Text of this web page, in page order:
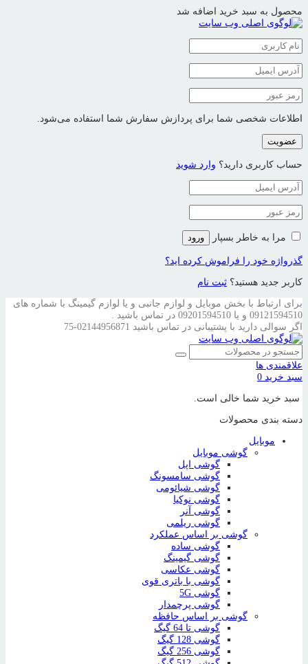
محصول به سبد خرید اضافه شد
اطلاعات شخصی شما برای پردازش سفارش شما استفاده می‌شود.
عضویت
حساب کاربری دارید؟ وارد شوید
مرا به خاطر بسپار ورود
گذرواژه خود را فراموش کرده اید؟
کاربر جدید هستید؟ ثبت نام
برای ارتباط با بخش موبایل و لوازم جانبی و یا لوازم گیمینگ با شماره های
09121594510 و یا 09201594510 در تماس باشید .
اگر سوالی دارید با پشتیبانی در تماس باشید 02144956871-75
علاقمندی ها
سبد خرید 0
سبد خرید شما خالی است.
دسته بندی محصولات
موبایل
گوشی موبایل
گوشی اپل
گوشی سامسونگ
گوشی شیائومی
گوشی نوکیا
گوشی آنر
گوشی ریلمی
گوشی بر اساس عملکرد
گوشی ساده
گوشی گیمینگ
گوشی عکاسی
گوشی با باتری قوی
گوشی 5G
گوشی پرچمدار
گوشی بر اساس حافظه
گوشی تا 64 گیگ
گوشی 128 گیگ
گوشی 256 گیگ